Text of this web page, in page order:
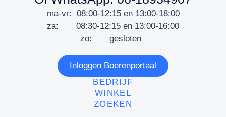
ma-vr: 08:00-12:15 en 13:00-18:00
za: 08:30-12:15 en 13:00-16:00
zo: gesloten
Inloggen Boerenportaal
BEDRIJF
WINKEL
ZOEKEN